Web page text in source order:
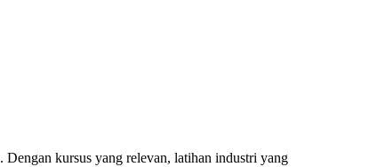
kursus yang relevan, latihan industri yang